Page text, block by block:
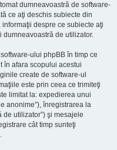
dumneavoastră de software-
ce aţi deschis subiecte din
informaţii despre ce subiecte aţi
de utilizator.
ului phpBB în timp ce
în afara scopului acestui
create de software-ul
este prin ceea ce trimiteţi
limitat la: expedierea unui
anonime”), înregistrarea la
de utilizator”) şi mesajele
cât timp sunteţi